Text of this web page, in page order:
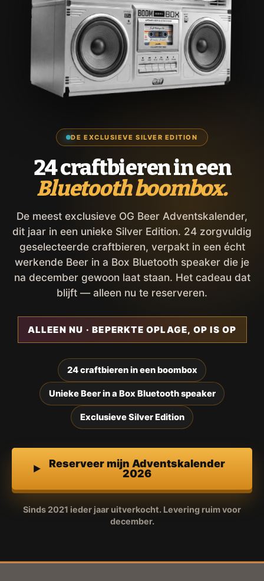
DE EXCLUSIEVE SILVER EDITION
24 craftbieren in een
Bluetooth boombox.
De meest exclusieve OG Beer Adventskalender,
dit jaar in een unieke Silver Edition. 24 zorgvuldig
geselecteerde craftbieren, verpakt in een écht
werkende Beer in a Box Bluetooth speaker die je
na december gewoon laat staan. Het cadeau dat
blijft — alleen nu te reserveren.
ALLEEN NU · BEPERKTE OPLAGE, OP IS OP
24 craftbieren in een boombox
Unieke Beer in a Box Bluetooth speaker
Exclusieve Silver Edition
Reserveer mijn Adventskalender
2026
Sinds 2021 ieder jaar uitverkocht. Levering ruim voor
december.